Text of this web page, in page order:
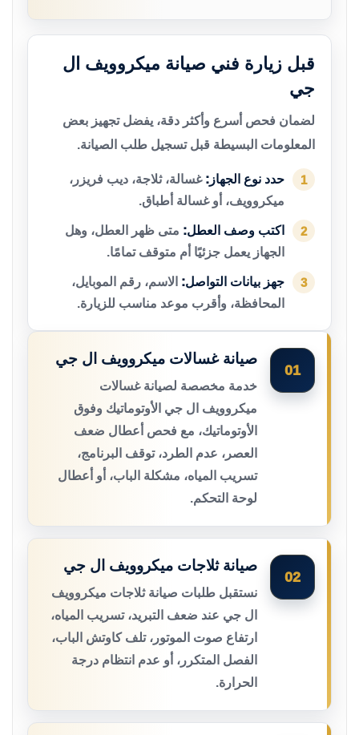
قبل زيارة فني صيانة ميكروويف ال
جي
لضمان فحص أسرع وأكثر دقة، يفضل تجهيز بعض
المعلومات البسيطة قبل تسجيل طلب الصيانة.
1 حدد نوع الجهاز: غسالة، ثلاجة، ديب فريزر،
ميكروويف، أو غسالة أطباق.
2 اكتب وصف العطل: متى ظهر العطل، وهل
الجهاز يعمل جزئيًا أم متوقف تمامًا.
3 جهز بيانات التواصل: الاسم، رقم الموبايل،
المحافظة، وأقرب موعد مناسب للزيارة.
01
صيانة غسالات ميكروويف ال جي
خدمة مخصصة لصيانة غسالات
ميكروويف ال جي الأوتوماتيك وفوق
الأوتوماتيك، مع فحص أعطال ضعف
العصر، عدم الطرد، توقف البرنامج،
تسريب المياه، مشكلة الباب، أو أعطال
لوحة التحكم.
02
صيانة ثلاجات ميكروويف ال جي
نستقبل طلبات صيانة ثلاجات ميكروويف
ال جي عند ضعف التبريد، تسريب المياه،
ارتفاع صوت الموتور، تلف كاوتش الباب،
الفصل المتكرر، أو عدم انتظام درجة
الحرارة.